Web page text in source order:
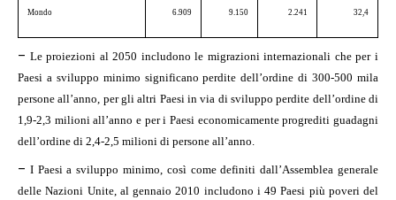
Mondo 6.909 9.150 2.241 32,4
– Le proiezioni al 2050 includono le migrazioni internazionali che per i
Paesi a sviluppo minimo significano perdite dell’ordine di 300-500 mila
persone all’anno, per gli altri Paesi in via di sviluppo perdite dell’ordine di
1,9-2,3 milioni all’anno e per i Paesi economicamente progrediti guadagni
dell’ordine di 2,4-2,5 milioni di persone all’anno.
– I Paesi a sviluppo minimo, così come definiti dall’Assemblea generale
delle Nazioni Unite, al gennaio 2010 includono i 49 Paesi più poveri del